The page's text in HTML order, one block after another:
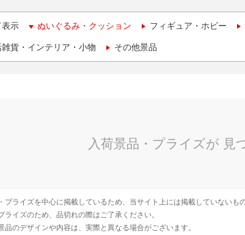
表示 ぬいぐるみ・クッション フィギュア・ホビー
貨・インテリア・小物 その他景品